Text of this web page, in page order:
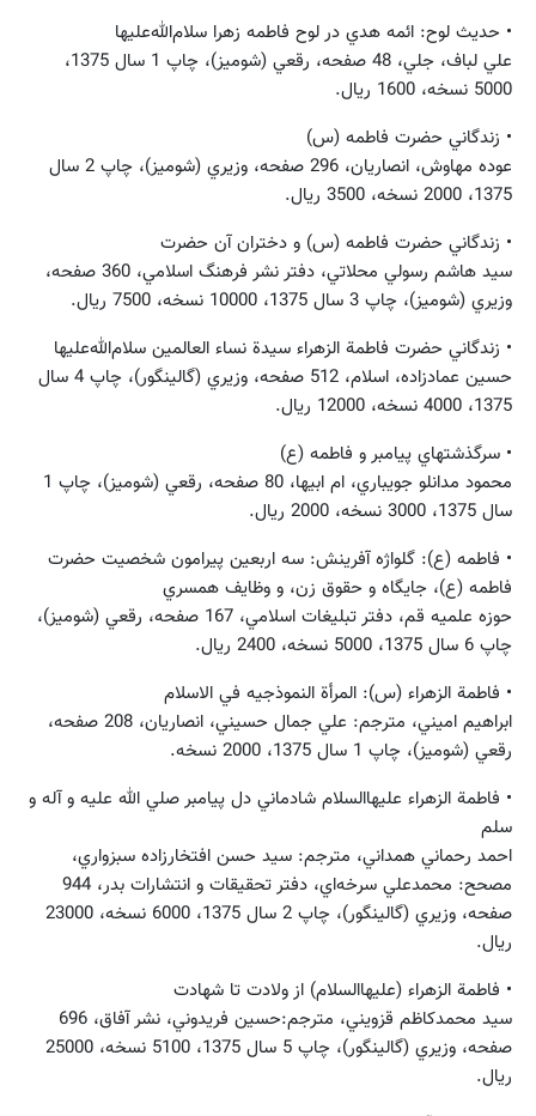
• حديث لوح: ائمه هدي در لوح فاطمه زهرا سلام‌الله‌عليها
علي لباف، جلي، 48 صفحه، رقعي (شوميز)، چاپ 1 سال 1375،
5000 نسخه، 1600 ريال.
• زندگاني حضرت فاطمه (س)
عوده مهاوش، انصاريان، 296 صفحه، وزيري (شوميز)، چاپ 2 سال
1375، 2000 نسخه، 3500 ريال.
• زندگاني حضرت فاطمه (س) و دختران آن حضرت
سيد هاشم رسولي‌ محلاتي، دفتر نشر فرهنگ اسلامي، 360 صفحه،
وزيري (شوميز)، چاپ 3 سال 1375، 10000 نسخه، 7500 ريال.
• زندگاني حضرت فاطمة الزهراء سيدة نساء ‌العالمين سلام‌الله‌عليها
حسين عمادزاده، اسلام، 512 صفحه، وزيري (گالينگور)، چاپ 4 سال
1375، 4000 نسخه، 12000 ريال.
• سرگذشتهاي پيامبر و فاطمه (ع)
محمود مدانلو جويباري، ام ابيها، 80 صفحه، رقعي (شوميز)، چاپ 1
سال 1375، 3000 نسخه، 2000 ريال.
• فاطمه (ع): گلواژه آفرينش: سه اربعين پيرامون شخصيت حضرت
فاطمه (ع)، جايگاه و حقوق زن، و وظايف همسري
حوزه علميه قم، دفتر تبليغات اسلامي، 167 صفحه، رقعي (شوميز)،
چاپ 6 سال 1375، 5000 نسخه، 2400 ريال.
• فاطمة الزهراء (س): المرأة النموذجيه في الاسلام
ابراهيم اميني، مترجم: علي‌ جمال حسيني، انصاريان، 208 صفحه،
رقعي (شوميز)، چاپ 1 سال 1375، 2000 نسخه.
• فاطمة الزهراء عليهاالسلام شادماني دل پيامبر صلي الله‌ عليه و آله و
سلم
احمد رحماني ‌همداني، مترجم: سيد حسن افتخارزاده ‌سبزواري،
مصحح: محمدعلي سرخه‌اي، دفتر تحقيقات ‌و انتشارات ‌بدر، 944
صفحه، وزيري (گالينگور)، چاپ 2 سال 1375، 6000 نسخه، 23000
ريال.
• فاطمة الزهراء (عليهاالسلام) از ولادت تا شهادت
سيد محمدكاظم قزويني، مترجم:حسين فريدوني، نشر آفاق، 696
صفحه، وزيري (گالينگور)، چاپ 5 سال 1375، 5100 نسخه، 25000
ريال.